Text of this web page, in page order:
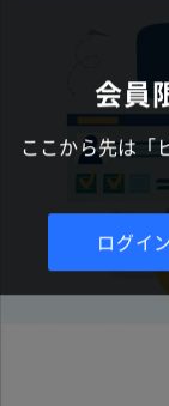
会員
ここから先は「
ログイ